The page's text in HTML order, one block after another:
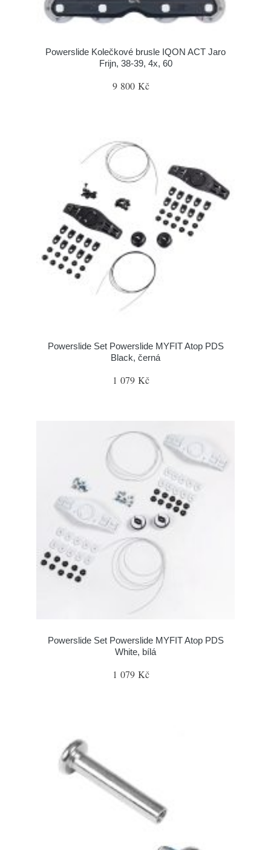
Powerslide Kolečkové brusle IQON ACT Jaro
Frijn, 38-39, 4x, 60
9 800 Kč
Powerslide Set Powerslide MYFIT Atop PDS
Black, černá
1 079 Kč
Powerslide Set Powerslide MYFIT Atop PDS
White, bílá
1 079 Kč